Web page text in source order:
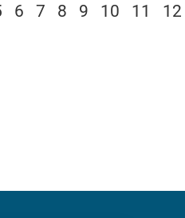
6 7 8 9 10 11 12